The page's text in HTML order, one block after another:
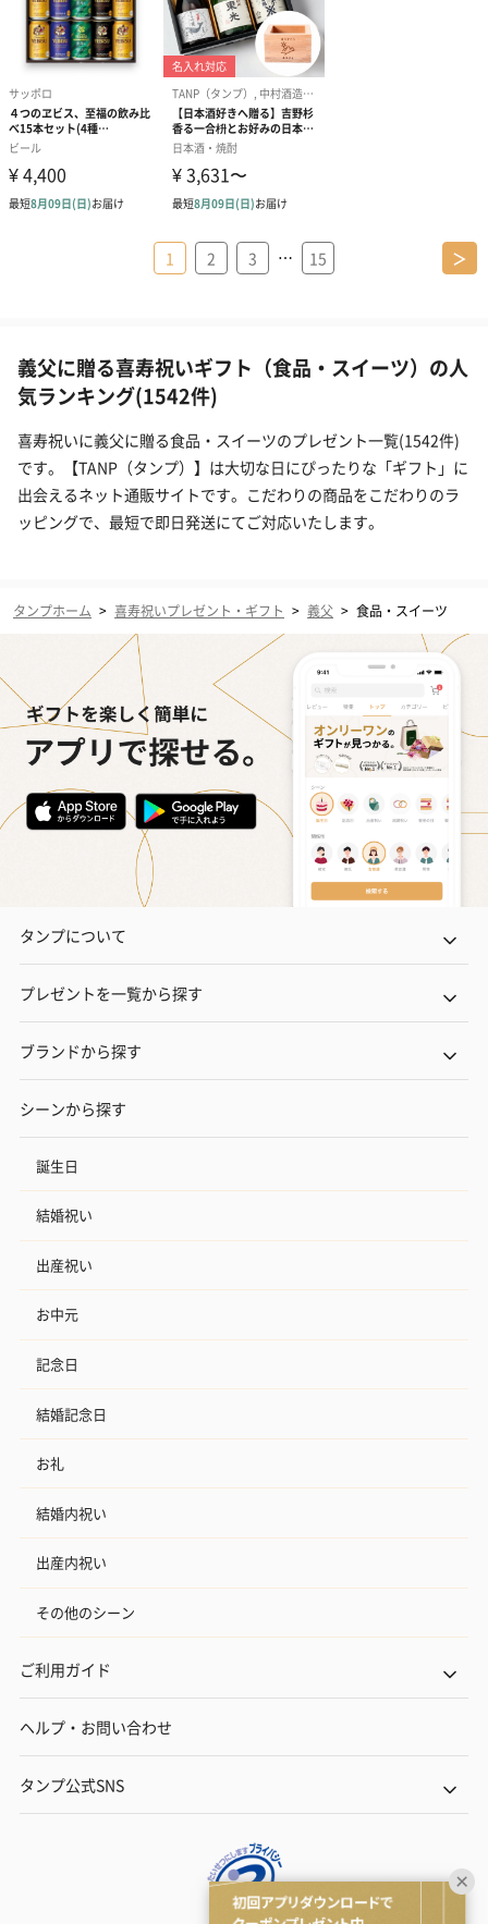
1 2 3 … 15 ＞
義父に贈る喜寿祝いギフト（食品・スイーツ）の人
気ランキング(1542件)
喜寿祝いに義父に贈る食品・スイーツのプレゼント一覧(1542件)
です。【TANP（タンプ）】は大切な日にぴったりな「ギフト」に
出会えるネット通販サイトです。こだわりの商品をこだわりのラ
ッピングで、最短で即日発送にてご対応いたします。
タンプホーム > 喜寿祝いプレゼント・ギフト > 義父 > 食品・スイーツ
タンプについて
プレゼントを一覧から探す
ブランドから探す
シーンから探す
誕生日
結婚祝い
出産祝い
お中元
記念日
結婚記念日
お礼
結婚内祝い
出産内祝い
その他のシーン
ご利用ガイド
ヘルプ・お問い合わせ
タンプ公式SNS